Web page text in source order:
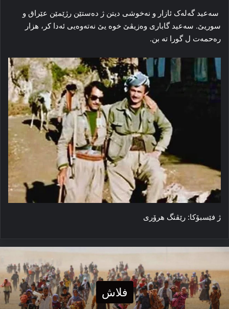
سەعید گەلەک ئازار و نەخوشی دیتن ژ دەستێن رژێمێن عێراق و
سوریێ. سەعید گاباری وەزیڤێ خوە یێ نەتەوەیی ئەدا كر، ھزار
رەحمەت ل گورا تە بن.
ژ فێسبۆکا: رێڤنگ هرۆری
فلاش